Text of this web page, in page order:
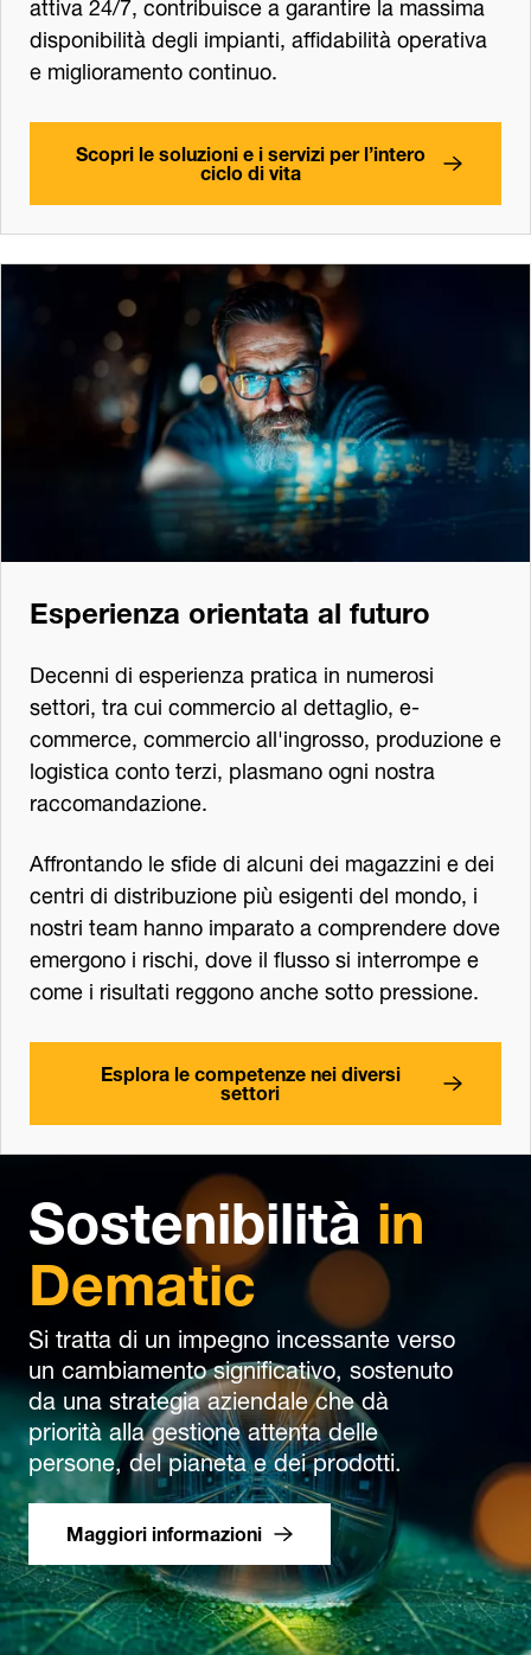
disponibilità degli impianti, affidabilità operativa
e miglioramento continuo.
Scopri le soluzioni e i servizi per l’intero
ciclo di vita
Esperienza orientata al futuro
Decenni di esperienza pratica in numerosi
settori, tra cui commercio al dettaglio, e-
commerce, commercio all'ingrosso, produzione e
logistica conto terzi, plasmano ogni nostra
raccomandazione.
Affrontando le sfide di alcuni dei magazzini e dei
centri di distribuzione più esigenti del mondo, i
nostri team hanno imparato a comprendere dove
emergono i rischi, dove il flusso si interrompe e
come i risultati reggono anche sotto pressione.
Esplora le competenze nei diversi
settori
Sostenibilitàin
Dematic
Si tratta di un impegno incessante verso
un cambiamento significativo, sostenuto
da una strategia aziendale che dà
priorità alla gestione attenta delle
persone, del pianeta e dei prodotti.
Maggiori informazioni